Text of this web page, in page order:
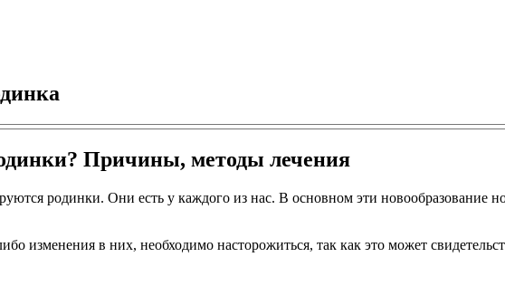
Причины, методы лечения
родинки. Они есть у каждого из нас. В основном эти новообразование
изменения в них, необходимо насторожиться, так как это может